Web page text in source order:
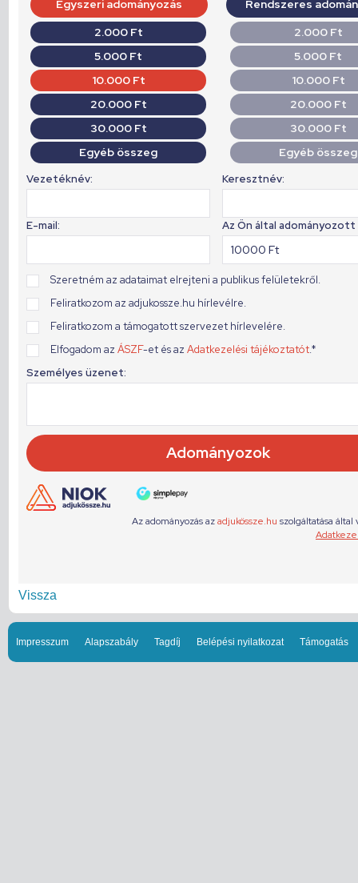
Vissza
Impresszum Alapszabály Tagdíj Belépési nyilatkozat Támogatás